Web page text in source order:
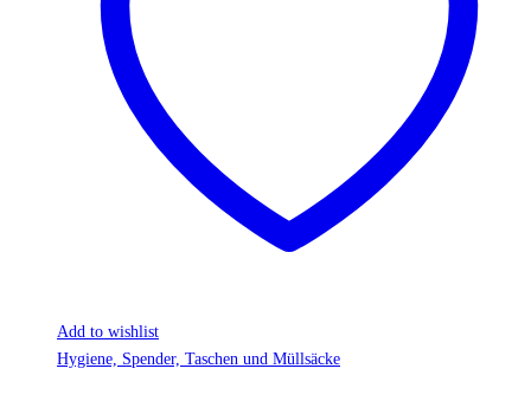
Add to wishlist
Hygiene, Spender, Taschen und Müllsäcke